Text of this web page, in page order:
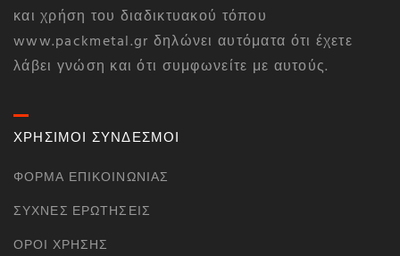
και χρήση του διαδικτυακού τόπου
www.packmetal.gr δηλώνει αυτόματα ότι έχετε
λάβει γνώση και ότι συμφωνείτε με αυτούς.
ΧΡΗΣΙΜΟΙ ΣΥΝΔΕΣΜΟΙ
ΦΌΡΜΑ ΕΠΙΚΟΙΝΩΝΊΑΣ
ΣΥΧΝΈΣ ΕΡΩΤΉΣΕΙΣ
ΌΡΟΙ ΧΡΉΣΗΣ